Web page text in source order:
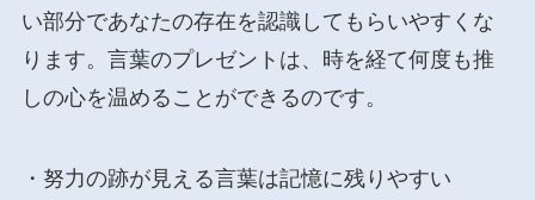
い部分であなたの存在を認識してもらいやすくな
ります。言葉のプレゼントは、時を経て何度も推
しの心を温めることができるのです。
・努力の跡が見える言葉は記憶に残りやすい